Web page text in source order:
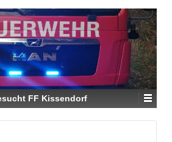
FF Kissendorf